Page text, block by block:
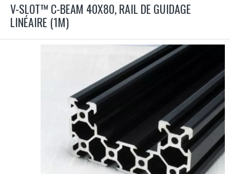
V-SLOT™ C-BEAM 40X80, RAIL DE GUIDAGE
LINÉAIRE (1M)